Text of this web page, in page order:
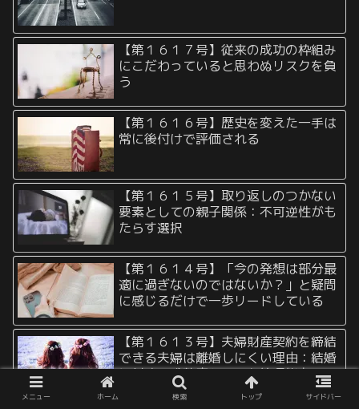
【第１６１７号】従来の成功の枠組み
にこだわっていると思わぬリスクを負
う
【第１６１６号】歴史を変えた一手は
常に後付けで評価される
【第１６１５号】取り返しのつかない
要素としての親子関係：不可逆性がも
たらす選択
【第１６１４号】「今の発想は部分最
適に過ぎないのではないか？」と疑問
に感じるだけで一歩リードしている
【第１６１３号】夫婦財産契約を締結
できる夫婦は離婚しにくい理由：結婚
に対する成熟度とリスク管理能力
メニュー ホーム 検索 トップ サイドバー